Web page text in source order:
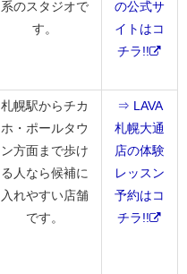
系のスタジオで
す。
の公式サ
イトはコ
チラ!!
札幌駅からチカ
ホ・ポールタウ
ン方面まで歩け
る人なら候補に
入れやすい店舗
です。
⇒ LAVA
札幌大通
店の体験
レッスン
予約はコ
チラ!!